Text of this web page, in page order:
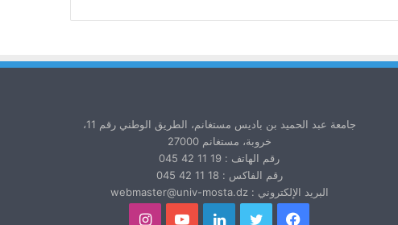
جامعة عبد الحميد بن باديس مستغانم، الطريق الوطني رقم 11،
خروبة، مستغانم 27000
رقم الهاتف : 19 11 42 045
رقم الفاكس : 18 11 42 045
البريد الإلكتروني : webmaster@univ-mosta.dz
فيسبوك تويتر لينكدإنيوتيوبانستقرام